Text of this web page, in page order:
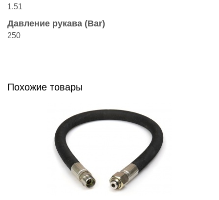
1.51
Давление рукава (Bar)
250
Похожие товары